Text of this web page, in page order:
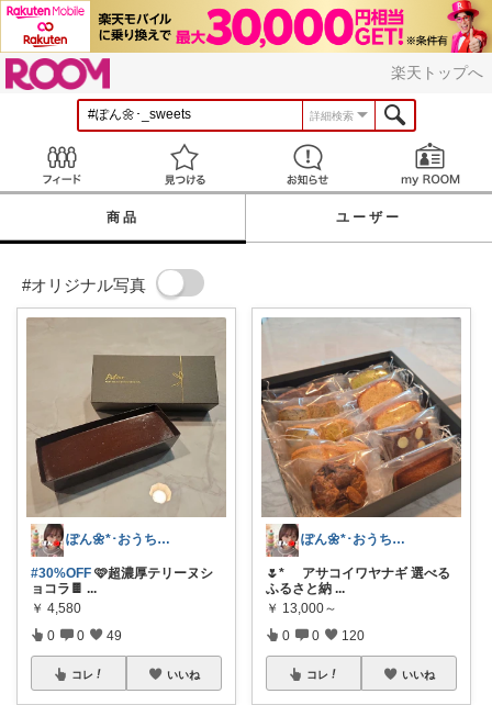
楽天トップへ
詳細検索
見つける お知らせ
商品 ユーザー
#オリジナル写真
ぽん🌼*･おうちカフェꕤ︎︎·͜·☕
#30%OFF 🩷超濃厚テリーヌシ
ョコラ🍫 ...
￥ 4,580
0 0 49
コレ いいね
ぽん🌼*･おうちカフェꕤ︎︎·͜·☕
🌷* ゚アサコイワヤナギ 選べる
ふるさと納 ...
￥ 13,000～
0 0 120
コレ いいね